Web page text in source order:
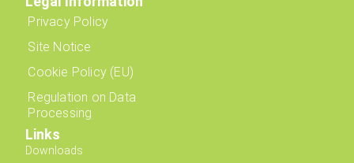
Privacy Policy
Site Notice
Cookie Policy (EU)
Regulation on Data
Processing
Links
Downloads